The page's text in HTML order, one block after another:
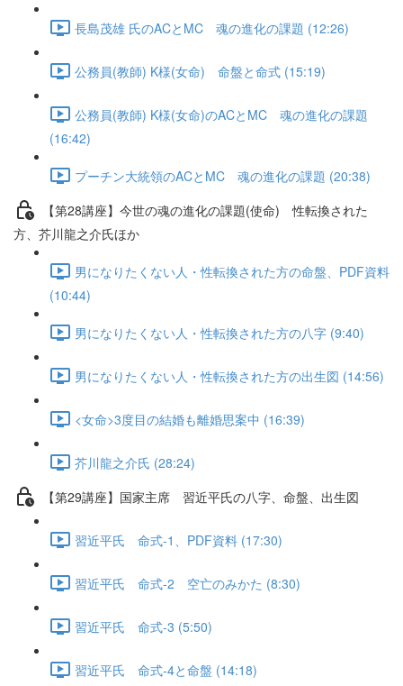
長島茂雄 氏のACとMC 魂の進化の課題 (12:26)
公務員(教師) K様(女命) 命盤と命式 (15:19)
公務員(教師) K様(女命)のACとMC 魂の進化の課題
(16:42)
プーチン大統領のACとMC 魂の進化の課題 (20:38)
【第28講座】今世の魂の進化の課題(使命) 性転換された
方、芥川龍之介氏ほか
男になりたくない人・性転換された方の命盤、PDF資料
(10:44)
男になりたくない人・性転換された方の八字 (9:40)
男になりたくない人・性転換された方の出生図 (14:56)
<女命>3度目の結婚も離婚思案中 (16:39)
芥川龍之介氏 (28:24)
【第29講座】国家主席 習近平氏の八字、命盤、出生図
習近平氏 命式-1、PDF資料 (17:30)
習近平氏 命式-2 空亡のみかた (8:30)
習近平氏 命式-3 (5:50)
習近平氏 命式-4と命盤 (14:18)